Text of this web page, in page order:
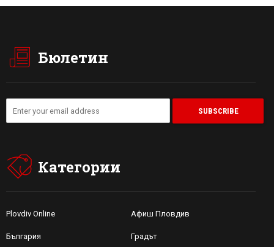
Бюлетин
Категории
Plovdiv Online Афиш Пловдив
България Градът